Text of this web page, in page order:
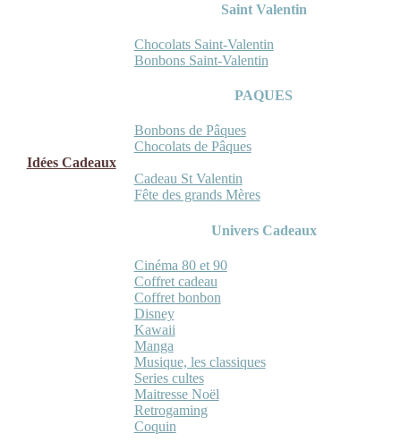
Saint Valentin
Chocolats Saint-Valentin
Bonbons Saint-Valentin
PAQUES
Bonbons de Pâques
Chocolats de Pâques
Idées Cadeaux
Cadeau St Valentin
Fête des grands Mères
Univers Cadeaux
Cinéma 80 et 90
Coffret cadeau
Coffret bonbon
Disney
Kawaii
Manga
Musique, les classiques
Series cultes
Maitresse Noël
Retrogaming
Coquin